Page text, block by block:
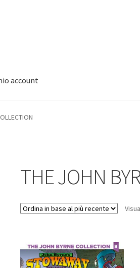
account
THE JOHN